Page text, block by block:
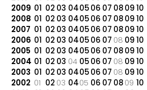
2009 01 02 03 040506 07 080910
2008 01 02 03 040506 07 080910
2007 01 02 03 040506 07 080910
2006 01 02 03 040506 07 08 0910
2005 01 02 03 040506 07 080910
2004 01 02 03 04 0506 07 08 0910
2003 01 02 03 040506 07 08 0910
2002 01 02 03 0405 06 07 0809 10